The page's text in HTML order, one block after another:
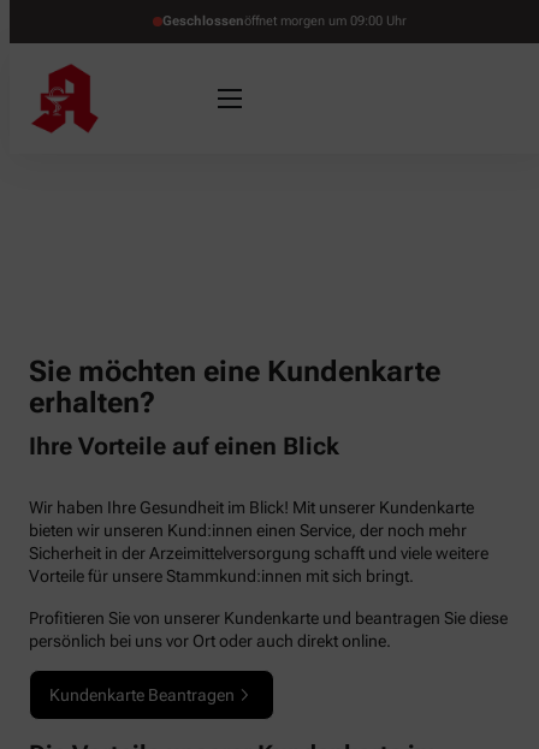
Geschlossenöffnet morgen um 09:00 Uhr
Sie möchten eine Kundenkarte
erhalten?
Ihre Vorteile auf einen Blick
Wir haben Ihre Gesundheit im Blick! Mit unserer Kundenkarte
bieten wir unseren Kund:innen einen Service, der noch mehr
Sicherheit in der Arzeimittelversorgung schafft und viele weitere
Vorteile für unsere Stammkund:innen mit sich bringt.
Profitieren Sie von unserer Kundenkarte und beantragen Sie diese
persönlich bei uns vor Ort oder auch direkt online.
Kundenkarte Beantragen